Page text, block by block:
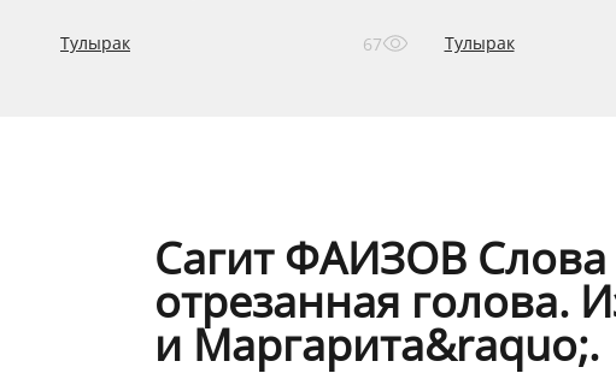
Тулырак 67 Тулырак
Сагит ФАИЗОВ Слова
отрезанная голова.
и Маргарита&raquo;.